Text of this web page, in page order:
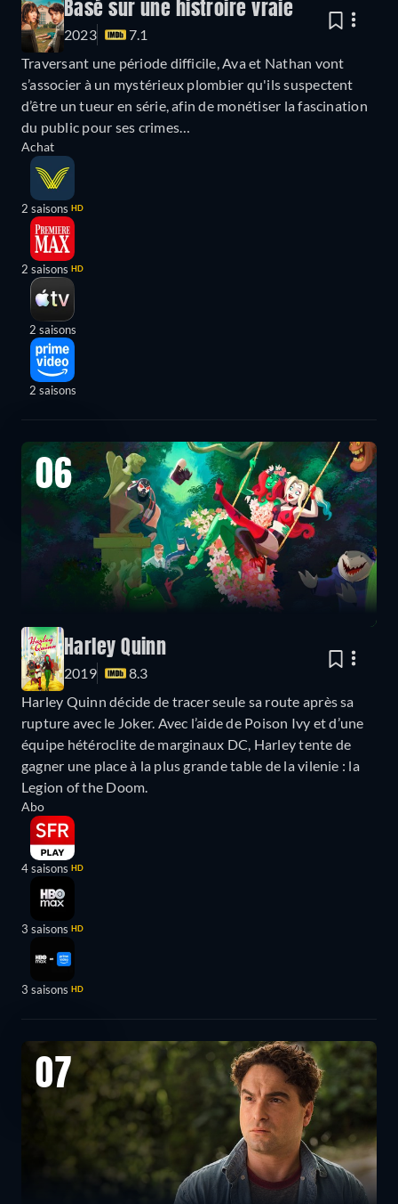
Basé sur une histroire vraie
2023
7.1
Traversant une période difficile, Ava et Nathan vont
s’associer à un mystérieux plombier qu'ils suspectent
d’être un tueur en série, afin de monétiser la fascination
du public pour ses crimes…
Achat
2 saisons HD
2 saisons HD
2 saisons
2 saisons
06
Harley Quinn
2019
8.3
Harley Quinn décide de tracer seule sa route après sa
rupture avec le Joker. Avec l’aide de Poison Ivy et d’une
équipe hétéroclite de marginaux DC, Harley tente de
gagner une place à la plus grande table de la vilenie : la
Legion of the Doom.
Abo
4 saisons HD
3 saisons HD
3 saisons HD
07